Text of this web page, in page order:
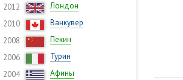
2012
Лондон
2010
Ванкувер
2008
Пекин
2006
Турин
2004
Афины